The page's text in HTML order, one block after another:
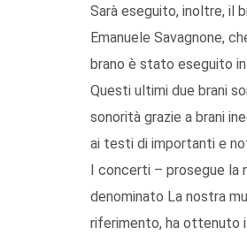
Sarà eseguito, inoltre, il
Emanuele Savagnone,
brano è stato eseguito
Questi ultimi due brani
sonorità grazie a brani
ai testi di importanti e
I concerti – prosegue la
denominato La nostra
riferimento, ha ottenuto